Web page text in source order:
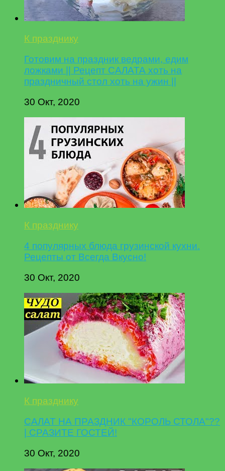
К празднику
Готовим на праздник ведрами, едим
ложками || Рецепт САЛАТА хоть на
праздничный стол хоть на ужин ||
30 Окт, 2020
К празднику
4 популярных блюда грузинской кухни.
Рецепты от Всегда Вкусно!
30 Окт, 2020
К празднику
САЛАТ НА ПРАЗДНИК "КОРОЛЬ СТОЛА"??
| СРАЗИТЕ ГОСТЕЙ!
30 Окт, 2020